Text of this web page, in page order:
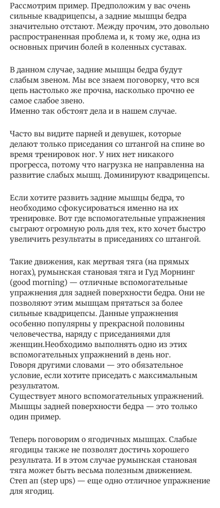
Рассмотрим пример. Предположим у вас очень
сильные квадрицепсы, а задние мышцы бедра
значительно отстают. Между прочим, это довольно
распространенная проблема и, к тому же, одна из
основных причин болей в коленных суставах.
В данном случае, задние мышцы бедра будут
слабым звеном. Мы все знаем поговорку, что вся
цепь настолько же прочна, насколько прочно ее
самое слабое звено.
Именно так обстоят дела и в нашем случае.
Часто вы видите парней и девушек, которые
делают только приседания со штангой на спине во
время тренировок ног. У них нет никакого
прогресса, потому что нагрузка не направленна на
развитие слабых мышц. Доминируют квадрицепсы.
Если хотите развить задние мышцы бедра, то
необходимо сфокусироваться именно на их
тренировке. Вот где вспомогательные упражнения
сыграют огромную роль для тех, кто хочет быстро
увеличить результаты в приседаниях со штангой.
Такие движения, как мертвая тяга (на прямых
ногах), румынская становая тяга и Гуд Морнинг
(good morning) — отличные вспомогательные
упражнения для задней поверхности бедра. Они не
позволяют этим мышцам прятаться за более
сильные квадрицепсы. Данные упражнения
особенно популярны у прекрасной половины
человечества, наряду с приседаниями для
женщин.Необходимо выполнять одно из этих
вспомогательных упражнений в день ног.
Говоря другими словами — это обязательное
условие, если хотите приседать с максимальным
результатом.
Существует много вспомогательных упражнений.
Мышцы задней поверхности бедра — это только
один пример.
Теперь поговорим о ягодичных мышцах. Слабые
ягодицы также не позволят достичь хорошего
результата. И в этом случае румынская становая
тяга может быть весьма полезным движением.
Степ ап (step ups) — еще одно отличное упражнение
для ягодиц.